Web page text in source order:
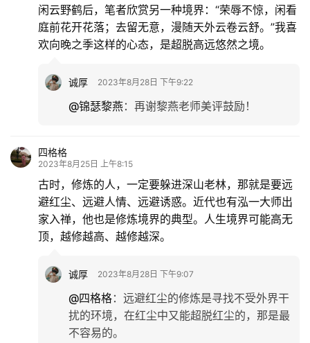
闲云野鹤后，笔者欣赏另一种境界：“荣辱不惊，闲看
庭前花开花落；去留无意，漫随天外云卷云舒。”我喜
欢向晚之季这样的心态，是超脱高远悠然之境。
诚厚 2023年8月28日 下午9:22
@锦瑟黎燕： 再谢黎燕老师美评鼓励！
四格格
2023年8月25日 上午8:15
古时，修炼的人，一定要躲进深山老林，那就是要远
避红尘、远避人情、远避诱惑。近代也有泓一大师出
家入禅，他也是修炼境界的典型。人生境界可能高无
顶，越修越高、越修越深。
诚厚 2023年8月28日 下午9:07
@四格格： 远避红尘的修炼是寻找不受外界干
扰的环境，在红尘中又能超脱红尘的，那是最
不容易的。